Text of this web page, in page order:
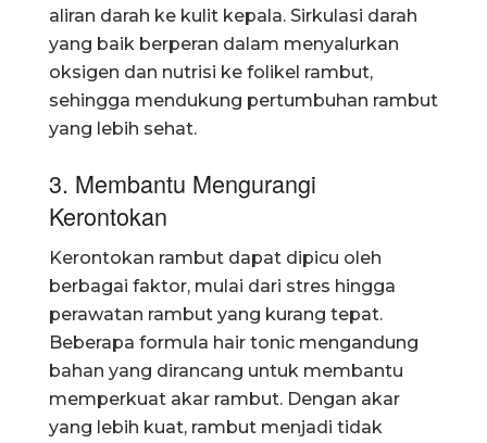
aliran darah ke kulit kepala. Sirkulasi darah
yang baik berperan dalam menyalurkan
oksigen dan nutrisi ke folikel rambut,
sehingga mendukung pertumbuhan rambut
yang lebih sehat.
3. Membantu Mengurangi
Kerontokan
Kerontokan rambut dapat dipicu oleh
berbagai faktor, mulai dari stres hingga
perawatan rambut yang kurang tepat.
Beberapa formula hair tonic mengandung
bahan yang dirancang untuk membantu
memperkuat akar rambut. Dengan akar
yang lebih kuat, rambut menjadi tidak